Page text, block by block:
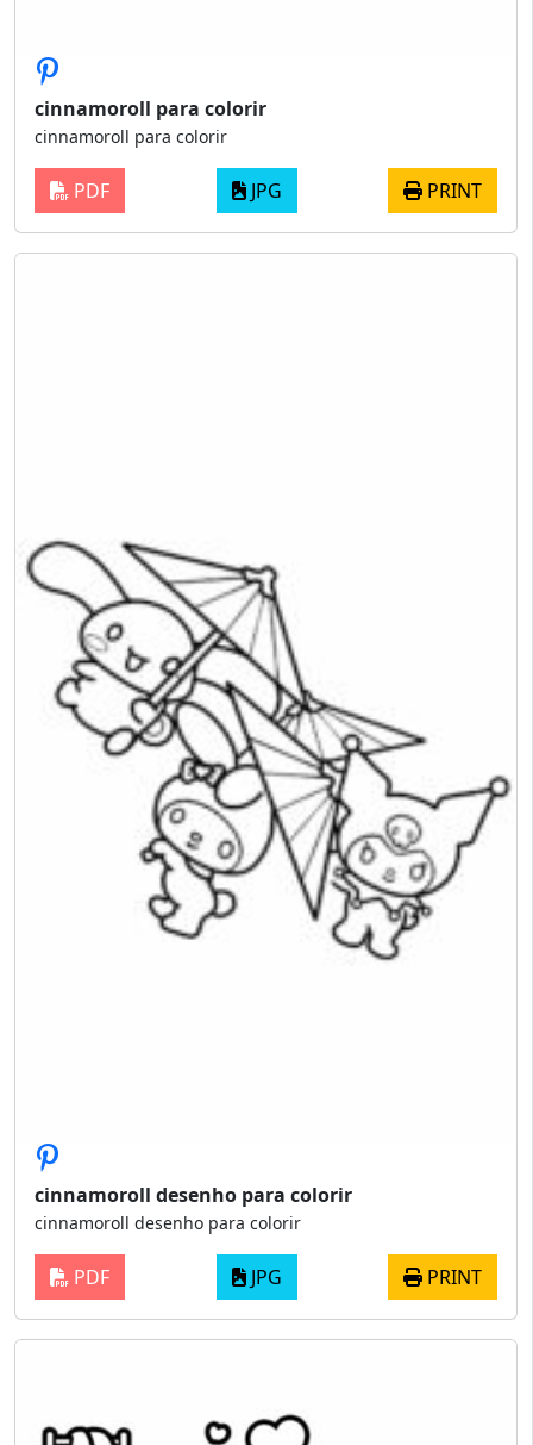
cinnamoroll para colorir
cinnamoroll para colorir
PDF JPG PRINT
cinnamoroll desenho para colorir
cinnamoroll desenho para colorir
PDF JPG PRINT